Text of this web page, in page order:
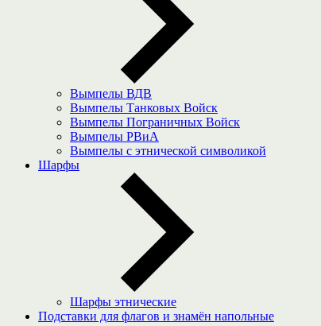
Вымпелы ВДВ
Вымпелы Танковых Войск
Вымпелы Пограничных Войск
Вымпелы РВиА
Вымпелы с этнической символикой
Шарфы
Шарфы этнические
Подставки для флагов и знамён напольные